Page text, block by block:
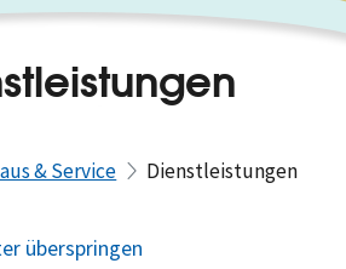
& Service Dienstleistungen
überspringen